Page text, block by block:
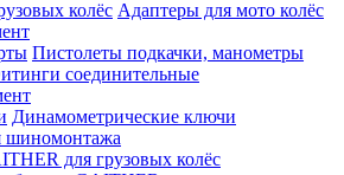
колёс Адаптеры для мото колёс
Пистолеты подкачки, манометры
соединительные
Динамометрические ключи
шиномонтажа
для грузовых колёс